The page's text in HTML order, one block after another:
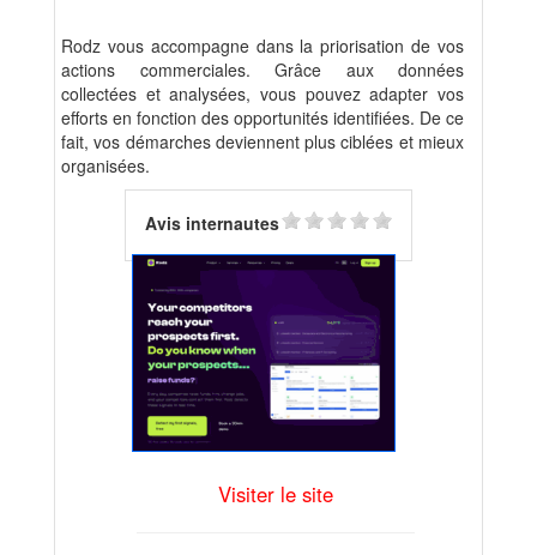
Rodz vous accompagne dans la priorisation de vos
actions commerciales. Grâce aux données
collectées et analysées, vous pouvez adapter vos
efforts en fonction des opportunités identifiées. De ce
fait, vos démarches deviennent plus ciblées et mieux
organisées.
Avis internautes
Visiter le site